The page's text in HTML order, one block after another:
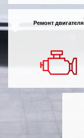
Ремонт двигателя